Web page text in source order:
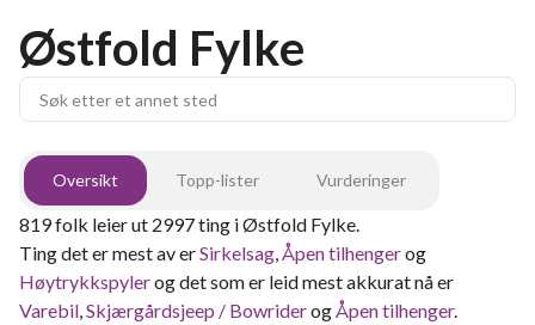
Østfold Fylke
Oversikt Topp-lister Vurderinger
819folk leier ut 2997ting iØstfold Fylke.
Ting det er mest av erSirkelsag,Åpen tilhengerog
Høytrykkspylerog det som er leid mest akkurat nå er
Varebil,Skjærgårdsjeep / BowriderogÅpen tilhenger.